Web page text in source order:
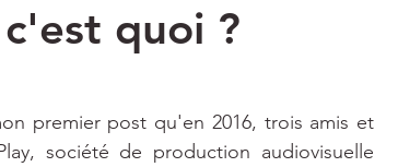
quoi ?
premier post qu'en 2016, trois amis et
société de production audiovisuelle